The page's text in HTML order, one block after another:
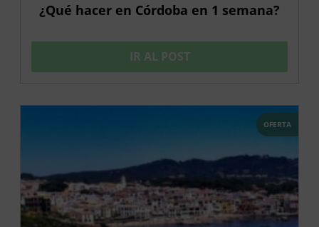
¿Qué hacer en Córdoba en 1 semana?
IR AL POST
OFERTA